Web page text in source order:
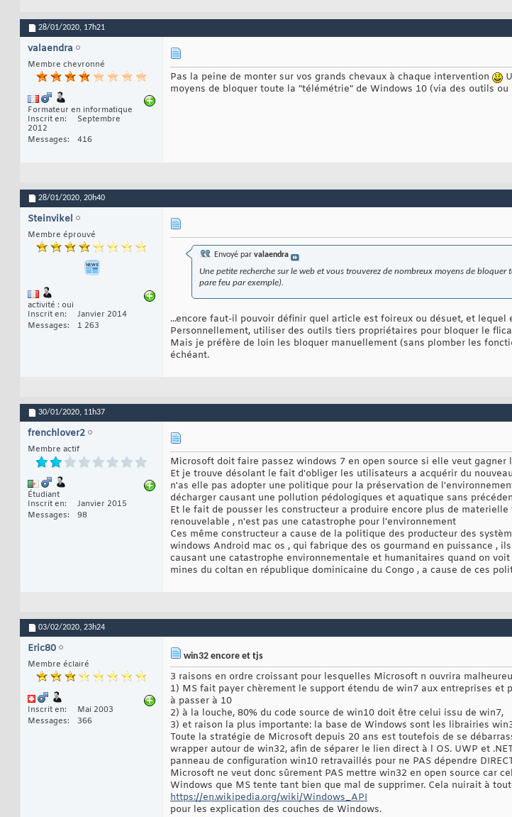
28/01/2020, 17h21
valaendra
Membre chevronné
Formateur en informatique
Inscrit en
Septembre
2012
Messages
416
Pas la peine de monter sur vos grands chevaux à chaque intervention
moyens de bloquer toute la "télémétrie" de Windows 10 (via des outils
28/01/2020, 20h40
Steinvikel
Membre éprouvé
activité : oui
Inscrit en
Janvier 2014
Messages
1 263
Envoyé par valaendra
Une petite recherche sur le web et vous trouverez de nombreux moyens de
pare feu par exemple).
...encore faut-il pouvoir définir quel article est foireux ou désuet, et lequel
Personnellement, utiliser des outils tiers propriétaires pour bloquer le
Mais je préfère de loin les bloquer manuellement (sans plomber les
échéant.
30/01/2020, 11h37
frenchlover2
Membre actif
Étudiant
Inscrit en
Janvier 2015
Messages
98
Microsoft doit faire passez windows 7 en open source si elle veut gagner
Et je trouve désolant le fait d'obliger les utilisateurs a acquérir du
n'as elle pas adopter une politique pour la préservation de
décharger causant une pollution pédologiques et aquatique sans
Et le fait de pousser les constructeur a produire encore plus de
renouvelable , n'est pas une catastrophe pour l'environnement
Ces même constructeur a cause de la politique des producteur des
windows Android mac os , qui fabrique des os gourmand en puissance ,
causant une catastrophe environnementale et humanitaires quand on
mines du coltan en république dominicaine du Congo , a cause de ces
03/02/2020, 23h24
Eric80
Membre éclairé
Inscrit en
Mai 2003
Messages
366
win32 encore et tjs
3 raisons en ordre croissant pour lesquelles Microsoft n ouvrira
1) MS fait payer chèrement le support étendu de win7 aux entreprises
à passer à 10
2) à la louche, 80% du code source de win10 doit être celui issu de win7,
3) et raison la plus importante: la base de Windows sont les librairies
Toute la stratégie de Microsoft depuis 20 ans est toutefois de se
wrapper autour de win32, afin de séparer le lien direct à l OS. UWP et
panneau de configuration win10 retravaillés pour ne PAS dépendre
Microsoft ne veut donc sûrement PAS mettre win32 en open source car
Windows que MS tente tant bien que mal de supprimer. Cela nuirait à
https://en.wikipedia.org/wiki/Windows_API
pour les explication des couches de Windows.